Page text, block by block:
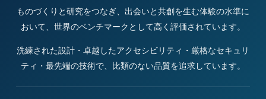
ものづくりと研究をつなぎ、出会いと共創を生む体験の水準に
おいて、世界のベンチマークとして高く評価されています。
洗練された設計・卓越したアクセシビリティ・厳格なセキュリ
ティ・最先端の技術で、比類のない品質を追求しています。